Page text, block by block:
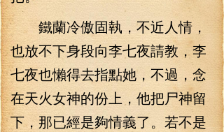
鐵蘭冷傲固執，不近人情，
也放不下身段向李七夜請教，李
七夜也懶得去指點她，不過，念
在天火女神的份上，他把尸神留
下，那已經是夠情義了。若不是